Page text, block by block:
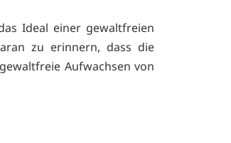
Ideal einer gewaltfreien
zu erinnern, dass die
Aufwachsen von